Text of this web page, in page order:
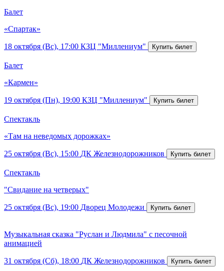
Балет
«Спартак»
18 октября (Вс), 17:00 КЗЦ "Миллениум"
Балет
«Кармен»
19 октября (Пн), 19:00 КЗЦ "Миллениум"
Спектакль
«Там на неведомых дорожках»
25 октября (Вс), 15:00 ДК Железнодорожников
Спектакль
"Свидание на четверых"
25 октября (Вс), 19:00 Дворец Молодежи
Музыкальная сказка "Руслан и Людмила" с песочной
анимацией
31 октября (Сб), 18:00 ДК Железнодорожников